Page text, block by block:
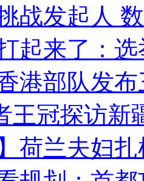
战发起人
起来了：
港部队发
王冠探访新
荷兰夫妇